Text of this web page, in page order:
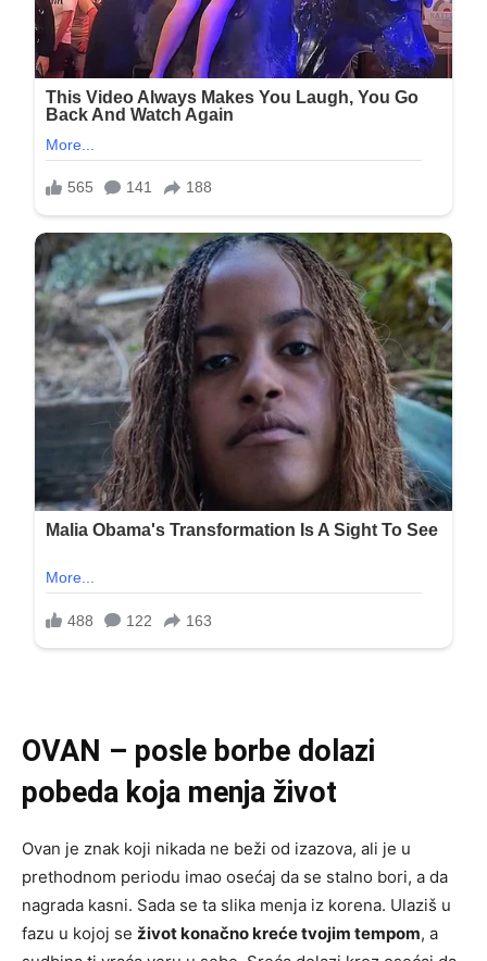
OVAN – posle borbe dolazi
pobeda koja menja život
Ovan je znak koji nikada ne beži od izazova, ali je u
prethodnom periodu imao osećaj da se stalno bori, a da
nagrada kasni. Sada se ta slika menja iz korena. Ulaziš u
fazu u kojoj se život konačno kreće tvojim tempom, a